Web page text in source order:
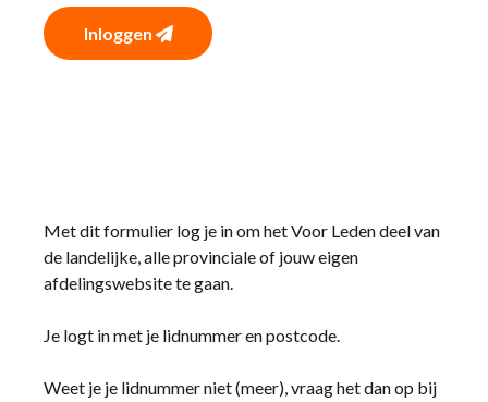
Inloggen
Met dit formulier log je in om het Voor Leden deel van
de landelijke, alle provinciale of jouw eigen
afdelingswebsite te gaan.
Je logt in met je lidnummer en postcode.
Weet je je lidnummer niet (meer), vraag het dan op bij